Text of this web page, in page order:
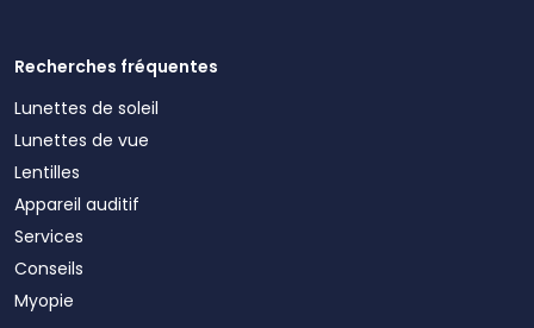
Recherches fréquentes
Lunettes de soleil
Lunettes de vue
Lentilles
Appareil auditif
Services
Conseils
Myopie